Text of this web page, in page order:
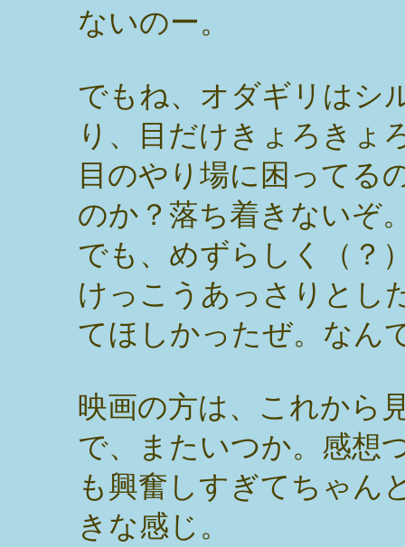
ないのー。
でもね、オダギリはシ
り、目だけきょろきょ
目のやり場に困ってる
のか？落ち着きないぞ
でも、めずらしく（？
けっこうあっさりとし
てほしかったぜ。なん
映画の方は、これから
で、またいつか。感想
も興奮しすぎてちゃん
きな感じ。